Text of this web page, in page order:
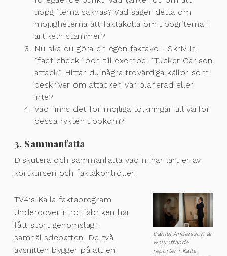
uppgifterna saknas? Vad säger detta om
möjligheterna att faktakolla om uppgifterna i
artikeln stämmer?
Nu ska du göra en egen faktakoll. Skriv in
”fact check” och till exempel ”Tucker Carlson
attack”. Hittar du några trovärdiga källor som
beskriver om attacken var planerad eller
inte?
Vad finns det för möjliga tolkningar till varför
dessa rykten uppkom?
3. Sammanfatta
Diskutera och sammanfatta vad ni har lärt er av
kortkursen och faktakontroller.
Daniel Andersson är
wallraffande
reporter i Kalla
TV4:s Kalla faktaprogram
Undercover i trollfabriken har
fått stort genomslag i
samhällsdebatten. De två
avsnitten bygger på att en